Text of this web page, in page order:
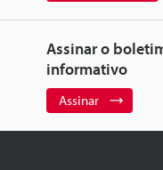
Assinar o
informativo
Assinar